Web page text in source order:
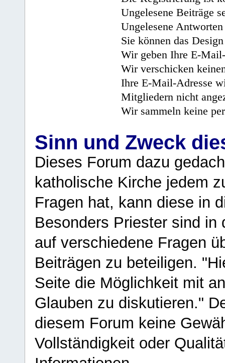
Ungelesene Beiträge
Ungelesene
Sie können das
Wir geben Ihre E-
Wir verschicken
Ihre E-Mail-Adresse
Mitgliedern nicht
Wir sammeln keine
Sinn und Zweck
Dieses Forum dazu
katholische Kirche jedem
Fragen hat, kann diese in
Besonders Priester sind in
auf verschiedene Fragen
Beiträgen zu beteiligen.
Seite die Möglichkeit mit
Glauben zu diskutieren."
diesem Forum keine
Vollständigkeit oder